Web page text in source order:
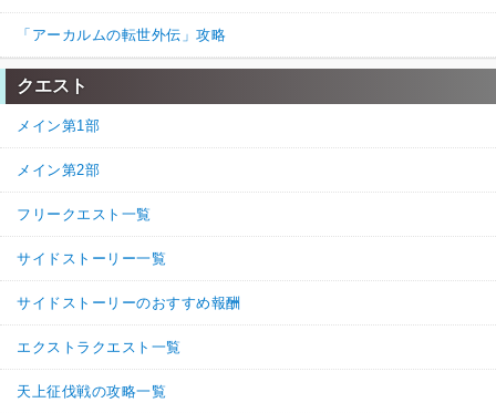
「アーカルムの転世外伝」攻略
クエスト
メイン第1部
メイン第2部
フリークエスト一覧
サイドストーリー一覧
サイドストーリーのおすすめ報酬
エクストラクエスト一覧
天上征伐戦の攻略一覧